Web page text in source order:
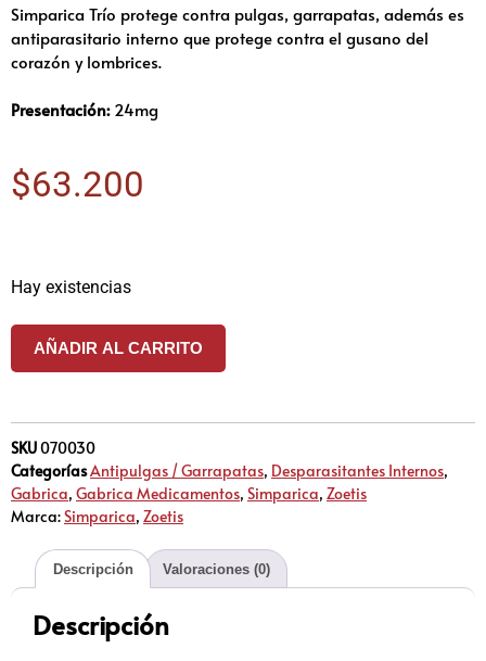
Simparica Trío protege contra pulgas, garrapatas, además es
antiparasitario interno que protege contra el gusano del
corazón y lombrices.
Presentación:24mg
$63.200
Hay existencias
AÑADIR AL CARRITO
SKU070030
CategoríasAntipulgas / Garrapatas, Desparasitantes Internos,
Gabrica, Gabrica Medicamentos, Simparica, Zoetis
Marca:Simparica, Zoetis
Descripción Valoraciones (0)
Descripción